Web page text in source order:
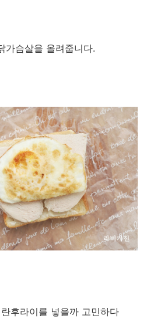
가슴살을 올려줍니다.
후라이를 넣을까 고민하다